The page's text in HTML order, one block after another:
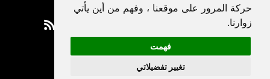
حركة المرور على موقعنا ، وفهم من أين يأتي
زوارنا.
فهمت
تغيير تفضيلاتي
Privacy Policy